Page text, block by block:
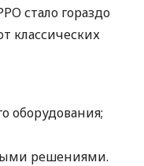
стало гораздо
классических
оборудования;
решениями.